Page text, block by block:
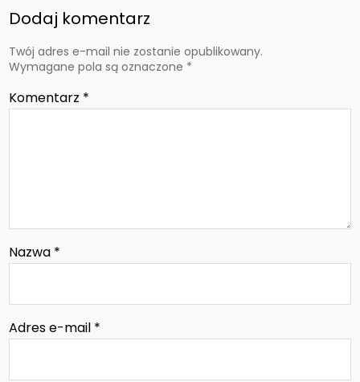
Dodaj komentarz
Twój adres e-mail nie zostanie opublikowany.
Wymagane pola są oznaczone *
Komentarz *
Nazwa *
Adres e-mail *